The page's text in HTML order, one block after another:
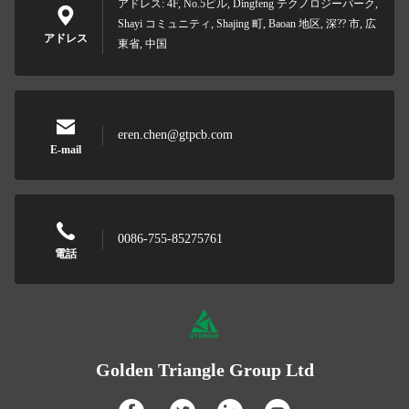
アドレス
アドレス: 4F, No.5ビル, Dingfeng テクノロジーパーク,
Shayi コミュニティ, Shajing 町, Baoan 地区, 深?? 市, 広
東省, 中国
E-mail
eren.chen@gtpcb.com
電話
0086-755-85275761
Golden Triangle Group Ltd